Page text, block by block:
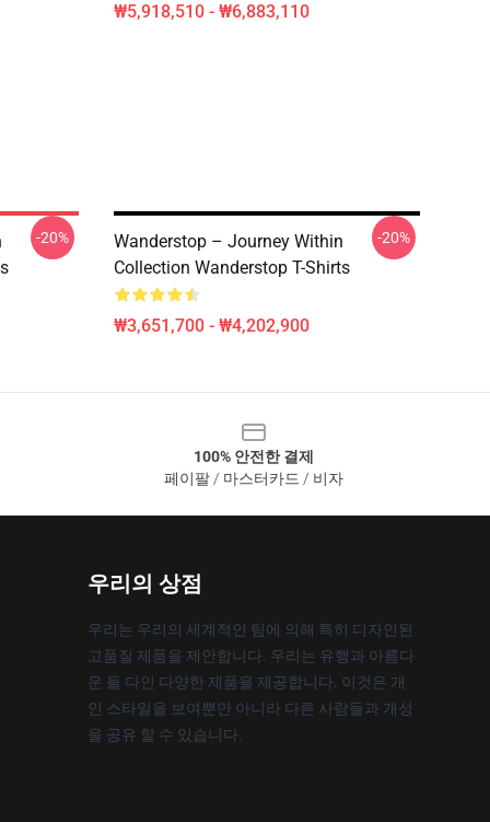
₩5,918,510 - ₩6,883,110
-20%
Wanderstop – Journey Within
Collection Wanderstop T-Shirts
₩3,651,700 - ₩4,202,900
-20%
100% 안전한 결제
페이팔 / 마스터카드 / 비자
우리의 상점
우리는 우리의 세계적인 팀에 의해 특히 디자인된
고품질 제품을 제안합니다. 우리는 유행과 아름다
운 둘 다인 다양한 제품을 제공합니다. 이것은 개
인 스타일을 보여뿐만 아니라 다른 사람들과 개성
을 공유 할 수 있습니다.